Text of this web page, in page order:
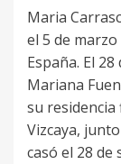
Maria
el 5 de marzo
España. El
Mariana
su residencia
Vizcaya,
casó el 28 de